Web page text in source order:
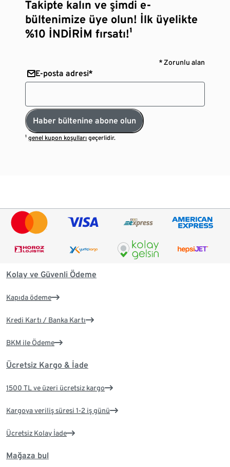
Takipte kalın ve şimdi e-
bültenimize üye olun! İlk üyelikte
%10 İNDİRİM fırsatı!¹
* Zorunlu alan
E-posta adresi*
Haber bültenine abone olun
¹genel kupon koşulları geçerlidir.
Kolay ve Güvenli Ödeme
Kapıda ödeme
Kredi Kartı / Banka Kartı
BKM ile Ödeme
Ücretsiz Kargo & İade
1500 TL ve üzeri ücretsiz kargo
Kargoya veriliş süresi 1-2 iş günü
Ücretsiz Kolay İade
Mağaza bul